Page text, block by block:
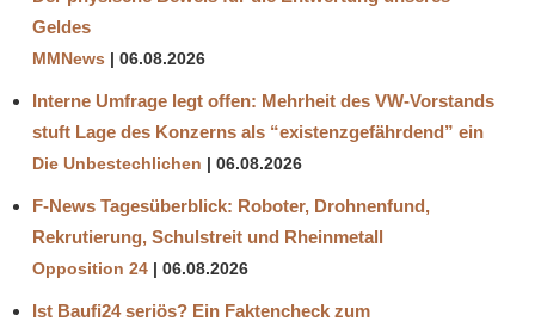
Geldes
MMNews 06.08.2026
Interne Umfrage legt offen: Mehrheit des VW-Vorstands
stuft Lage des Konzerns als “existenzgefährdend” ein
Die Unbestechlichen 06.08.2026
F-News Tagesüberblick: Roboter, Drohnenfund,
Rekrutierung, Schulstreit und Rheinmetall
Opposition 24 06.08.2026
Ist Baufi24 seriös? Ein Faktencheck zum